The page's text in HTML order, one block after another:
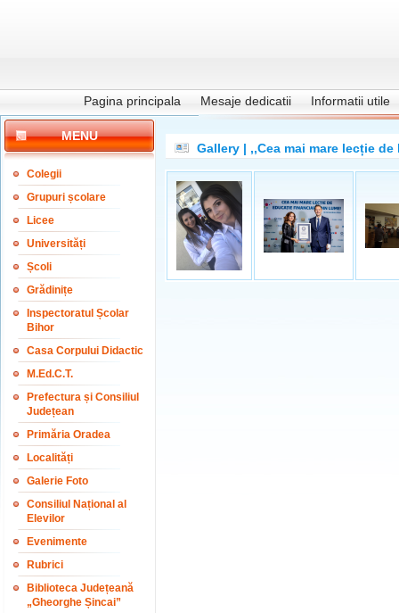
Pagina principala Mesaje dedicatii Informatii utile
MENU
Colegii
Grupuri școlare
Licee
Universități
Școli
Grădinițe
Inspectoratul Școlar
Bihor
Casa Corpului Didactic
M.Ed.C.T.
Prefectura și Consiliul
Județean
Primăria Oradea
Localități
Galerie Foto
Consiliul Național al
Elevilor
Evenimente
Rubrici
Biblioteca Județeană
„Gheorghe Șincai”
Gallery | ,,Cea mai mare lecție